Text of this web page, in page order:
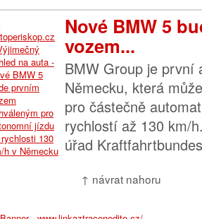
Nové BMW 5
vozem...
BMW Group je první
Německu, která
pro částečně
rychlostí až 130 km/
úřad
↑ návrat nahoru